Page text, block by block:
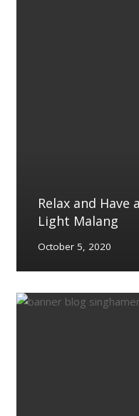
Relax and Have
Light Malang
October 5, 2020